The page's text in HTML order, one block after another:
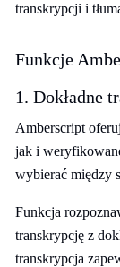
transkrypcji i
Funkcje
1. Dokładne
Amberscript
jak i
wybierać między
Funkcja
transkrypcję z
transkrypcja